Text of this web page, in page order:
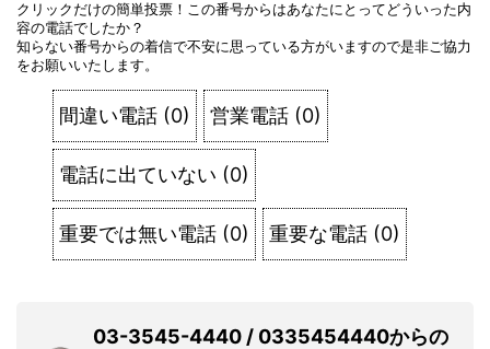
クリックだけの簡単投票！この番号からはあなたにとってどういった内
容の電話でしたか？
知らない番号からの着信で不安に思っている方がいますので是非ご協力
をお願いいたします。
間違い電話 (0) 営業電話 (0)
電話に出ていない (0)
重要では無い電話 (0) 重要な電話 (0)
03-3545-4440 / 0335454440からの